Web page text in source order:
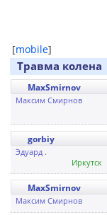
[mobile]
Травма колена
MaxSmirnov
Максим Смирнов
gorbiy
Эдуард .
Иркутск
MaxSmirnov
Максим Смирнов